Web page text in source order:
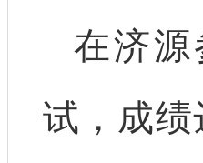
在济源
试，成